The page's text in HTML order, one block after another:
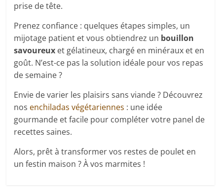
prise de tête.
Prenez confiance : quelques étapes simples, un
mijotage patient et vous obtiendrez un bouillon
savoureux et gélatineux, chargé en minéraux et en
goût. N’est-ce pas la solution idéale pour vos repas
de semaine ?
Envie de varier les plaisirs sans viande ? Découvrez
nos enchiladas végétariennes : une idée
gourmande et facile pour compléter votre panel de
recettes saines.
Alors, prêt à transformer vos restes de poulet en
un festin maison ? À vos marmites !